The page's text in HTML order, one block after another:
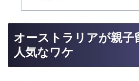
オーストラリアが親子
人気なワケ